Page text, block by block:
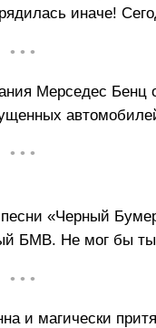
иначе!
• • •
Мерседес Бенц
• • •
«Черный
БМВ. Не мог бы
• • •
и магически